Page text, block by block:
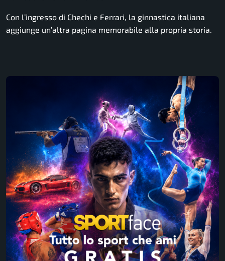
Con l’ingresso di Chechi e Ferrari, la ginnastica italiana
aggiunge un’altra pagina memorabile alla propria storia.